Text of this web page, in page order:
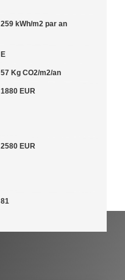
259 kWh/m2 par an
E
57 Kg CO2/m2/an
1880 EUR
2580 EUR
81